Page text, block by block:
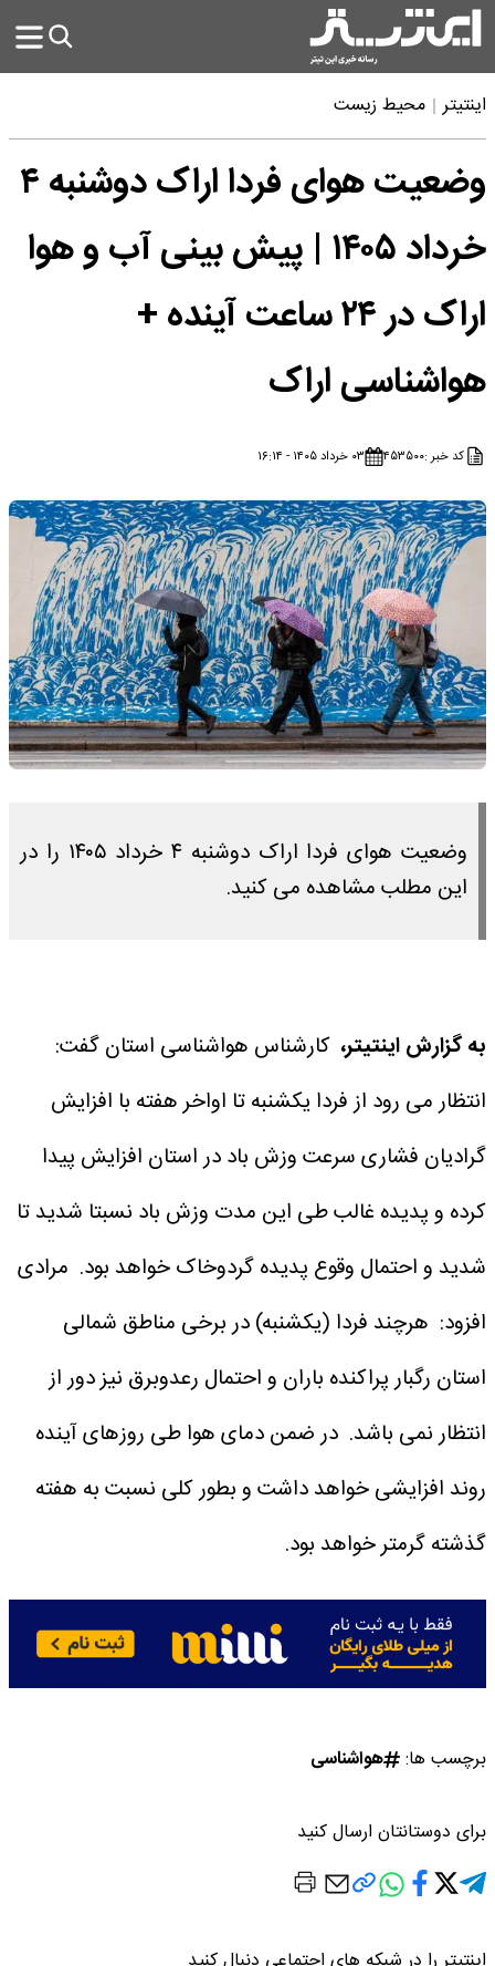
اینتیتر محیط زیست
وضعیت هوای فردا اراک دوشنبه ۴
خرداد ۱۴۰۵ | پیش بینی آب و هوا
اراک در ۲۴ ساعت آینده +
هواشناسی اراک
کد خبر :۴۵۳۵۰۰ ۰۳ خرداد ۱۴۰۵ - ۱۶:۱۴
وضعیت هوای فردا اراک دوشنبه ۴ خرداد ۱۴۰۵ را در
این مطلب مشاهده می کنید.
به گزارش اینتیتر، کارشناس هواشناسی استان گفت:
انتظار می رود از فردا یکشنبه تا اواخر هفته با افزایش
گرادیان فشاری سرعت وزش باد در استان افزایش پیدا
کرده و پدیده غالب طی این مدت وزش باد نسبتا شدید تا
شدید و احتمال وقوع پدیده گردوخاک خواهد بود. مرادی
افزود: هرچند فردا (یکشنبه) در برخی مناطق شمالی
استان رگبار پراکنده باران و احتمال رعدوبرق نیز دور از
انتظار نمی باشد. در ضمن دمای هوا طی روزهای آینده
روند افزایشی خواهد داشت و بطور کلی نسبت به هفته
گذشته گرمتر خواهد بود.
برچسب ها: هواشناسی
برای دوستانتان ارسال کنید